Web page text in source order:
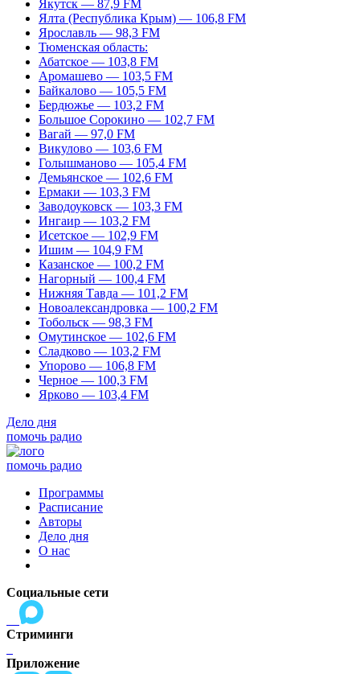
Якутск — 87,9 FM
Ялта (Республика Крым) — 106,8 FM
Ярославль — 98,3 FM
Тюменская область:
Абатское — 103,8 FM
Аромашево — 103,5 FM
Байкалово — 105,5 FM
Бердюжье — 103,2 FM
Большое Сорокино — 102,7 FM
Вагай — 97,0 FM
Викулово — 103,6 FM
Голышманово — 105,4 FM
Демьянское — 102,6 FM
Ермаки — 103,3 FM
Заводоуковск — 103,3 FM
Ингаир — 103,2 FM
Исетское — 102,9 FM
Ишим — 104,9 FM
Казанское — 100,2 FM
Нагорный — 100,4 FM
Нижняя Тавда — 101,2 FM
Новоалександровка — 100,2 FM
Тобольск — 98,3 FM
Омутинское — 102,6 FM
Сладково — 103,2 FM
Упорово — 106,8 FM
Черное — 100,3 FM
Ярково — 103,4 FM
Дело дня
помочь радио
помочь радио
Программы
Расписание
Авторы
Дело дня
О нас
Социальные сети
Стриминги
Приложение